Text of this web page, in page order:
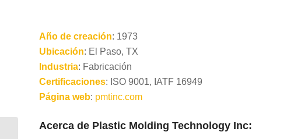
Año de creación: 1973
Ubicación: El Paso, TX
Industria: Fabricación
Certificaciones: ISO 9001, IATF 16949
Página web: pmtinc.com
Acerca de Plastic Molding Technology Inc:
Las 10 principales